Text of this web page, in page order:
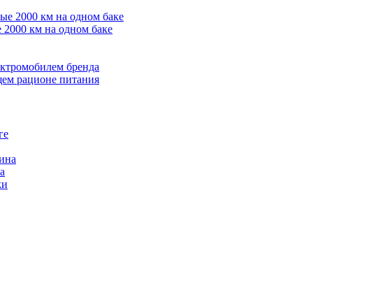
2000 км на одном баке
бренда
рационе питания